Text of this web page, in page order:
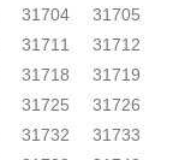
31704
31705
31711
31712
31718
31719
31725
31726
31732
31733